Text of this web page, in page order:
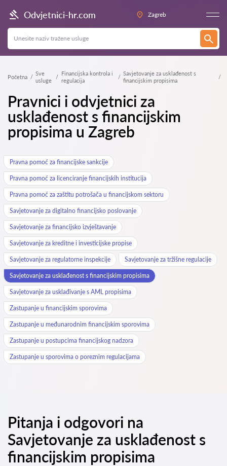
Odvjetnici-hr.com Zagreb
Početna
Sve
usluge
Financijska kontrola i
regulacija
Savjetovanje za usklađenost s
financijskim propisima
Pravnici i odvjetnici za
usklađenost s financijskim
propisima u Zagreb
Pravna pomoć za financijske sankcije
Pravna pomoć za licenciranje financijskih institucija
Pravna pomoć za zaštitu potrošača u financijskom sektoru
Savjetovanje za digitalno financijsko poslovanje
Savjetovanje za financijsko izvještavanje
Savjetovanje za kreditne i investicijske propise
Savjetovanje za regulatorne inspekcije Savjetovanje za tržišne regulacije
Savjetovanje za usklađenost s financijskim propisima
Savjetovanje za usklađivanje s AML propisima
Zastupanje u financijskim sporovima
Zastupanje u međunarodnim financijskim sporovima
Zastupanje u postupcima financijskog nadzora
Zastupanje u sporovima o poreznim regulacijama
Pitanja i odgovori na
Savjetovanje za usklađenost s
financijskim propisima